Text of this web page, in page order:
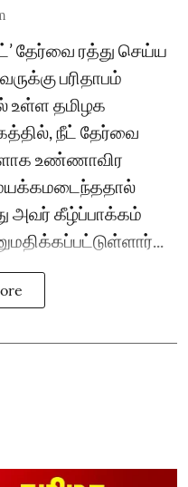
தேர்வை ரத்து செய்ய
பரிதாபம்
உள்ள தமிழக
நீட் தேர்வை
உண்ணாவிர
மயக்கமடைந்த‌தால்
அவர் கீழ்ப்பாக்கம்